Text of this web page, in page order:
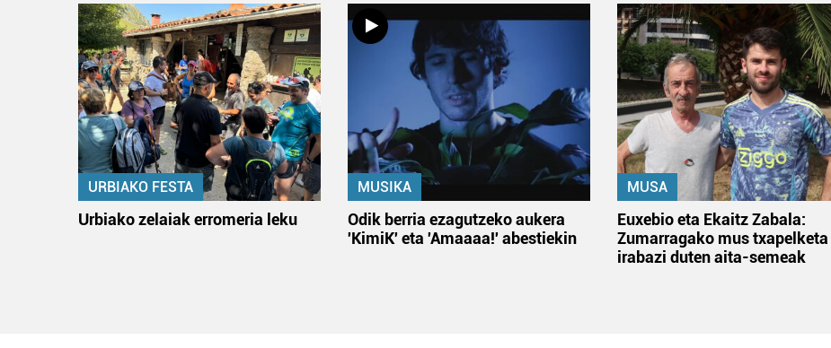
URBIAKO FESTA
Urbiako zelaiak erromeria leku
MUSIKA
Odik berria ezagutzeko aukera
'KimiK' eta 'Amaaaa!' abestiekin
MUSA
Euxebio eta Ekaitz Zabala:
Zumarragako mus txapelketa
irabazi duten aita-semeak